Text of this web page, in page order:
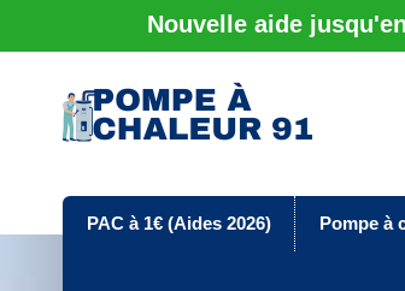
Nouvelle aide
PAC à 1€ (Aides 2026) Pompe à